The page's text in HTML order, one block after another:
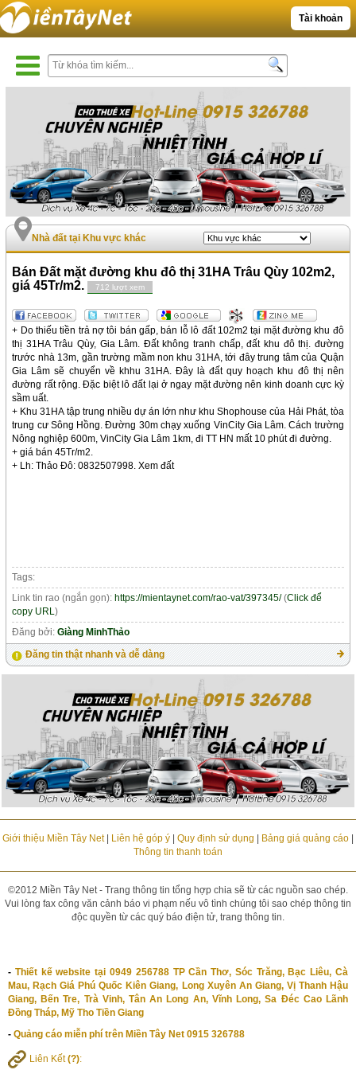
Tài khoản
Nhà đất tại Khu vực khác
Bán Đất mặt đường khu đô thị 31HA Trâu Qùy 102m2,
giá 45Tr/m2.
712 lượt xem
+ Do thiếu tiền trả nợ tôi bán gấp, bán lỗ lô đất 102m2 tại mặt đường khu đô
thị 31HA Trâu Qùy, Gia Lâm. Đất không tranh chấp, đất khu đô thị. đường
trước nhà 13m, gần trường mầm non khu 31HA, tới đây trung tâm của Quận
Gia Lâm sẽ chuyển về khhu 31HA. Đây là đất quy hoạch khu đô thị nên
đường rất rộng. Đặc biệt lô đất lại ở ngay mặt đường nên kinh doanh cực kỳ
sầm uất.
+ Khu 31HA tập trung nhiều dự án lớn như khu Shophouse của Hải Phát, tòa
trung cư Sông Hồng. Đường 30m chạy xuống VinCity Gia Lâm. Cách trường
Nông nghiệp 600m, VinCity Gia Lâm 1km, đi TT HN mất 10 phút đi đường.
+ giá bán 45Tr/m2.
+ Lh: Thảo Đô: 0832507998. Xem đất
Tags:
Link tin rao (ngắn gọn): https://mientaynet.com/rao-vat/397345/(Click để
copy URL)
Đăng bởi:Giàng MinhThảo
Đăng tin thật nhanh và dễ dàng
Giới thiệu Miền Tây Net| Liên hệ góp ý| Quy định sử dụng Bảng giá quảng cáo|
Thông tin thanh toán
©2012 Miền Tây Net - Trang thông tin tổng hợp chia sẽ từ các nguồn sao chép.
Vui lòng fax công văn cảnh báo vi phạm nếu vô tình chúng tôi sao chép thông tin
độc quyền từ các quý báo điện tử, trang thông tin.
- Thiết kế website tại 0949 256788 TP Cần Thơ, Sóc Trăng, Bạc Liêu, Cà
Mau, Rạch Giá Phú Quốc Kiên Giang, Long Xuyên An Giang, Vị Thanh Hậu
Giang, Bến Tre, Trà Vinh, Tân An Long An, Vĩnh Long, Sa Đéc Cao Lãnh
Đồng Tháp, Mỹ Tho Tiền Giang
- Quảng cáo miễn phí trên Miền Tây Net 0915 326788
Liên Kết(?):